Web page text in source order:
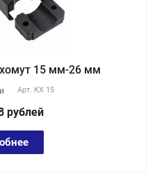
15 мм-26 мм
Арт. КХ 15
рублей